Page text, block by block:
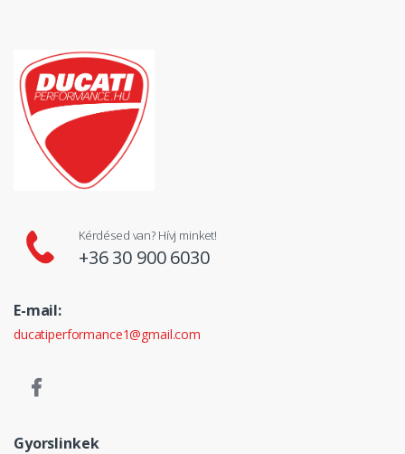
Kérdésed van? Hívj minket!
+36 30 900 6030
E-mail:
ducatiperformance1@gmail.com
Gyorslinkek